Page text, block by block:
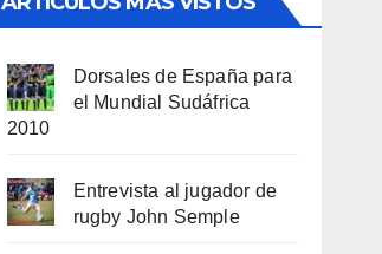
Dorsales de España para
el Mundial Sudáfrica
2010
Entrevista al jugador de
rugby John Semple